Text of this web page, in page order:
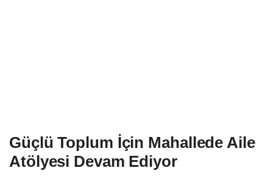
Güçlü Toplum İçin Mahallede Aile
Atölyesi Devam Ediyor